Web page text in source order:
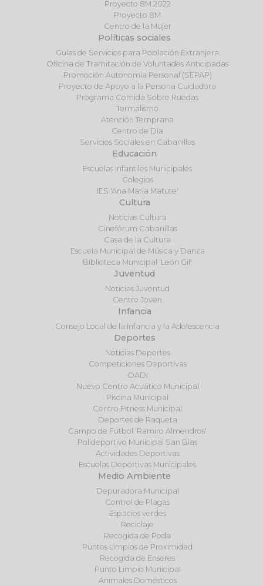
Proyecto 8M 2022
Proyecto 8M
Centro de la Mujer
Políticas sociales
Guías de Servicios para Población Extranjera
Oficina de Tramitación de Voluntades Anticipadas
Promoción Autonomía Personal (SEPAP)
Proyecto de Apoyo a la Persona Cuidadora
Programa Comida Sobre Ruedas
Termalismo
Atención Temprana
Centro de Día
Servicios Sociales en Cabanillas
Educación
Escuelas Infantiles Municipales
Colegios
IES 'Ana María Matute'
Cultura
Noticias Cultura
Cinefórum Cabanillas
Casa de la Cultura
Escuela Municipal de Música y Danza
Biblioteca Municipal 'León Gil'
Juventud
Noticias Juventud
Centro Joven
Infancia
Consejo Local de la Infancia y la Adolescencia
Deportes
Noticias Deportes
Competiciones Deportivas
OADI
Nuevo Centro Acuático Municipal
Piscina Municipal
Centro Fitness Municipal
Deportes de Raqueta
Campo de Fútbol 'Ramiro Almendros'
Polideportivo Municipal San Blas
Actividades Deportivas
Escuelas Deportivas Municipales
Medio Ambiente
Depuradora Municipal
Control de Plagas
Espacios verdes
Reciclaje
Recogida de Poda
Puntos Limpios de Proximidad
Recogida de Enseres
Punto Limpio Municipal
Animales Domésticos